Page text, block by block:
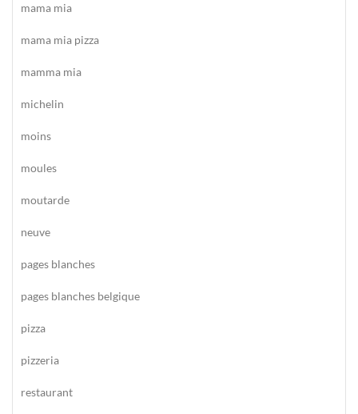
mama mia
mama mia pizza
mamma mia
michelin
moins
moules
moutarde
neuve
pages blanches
pages blanches belgique
pizza
pizzeria
restaurant